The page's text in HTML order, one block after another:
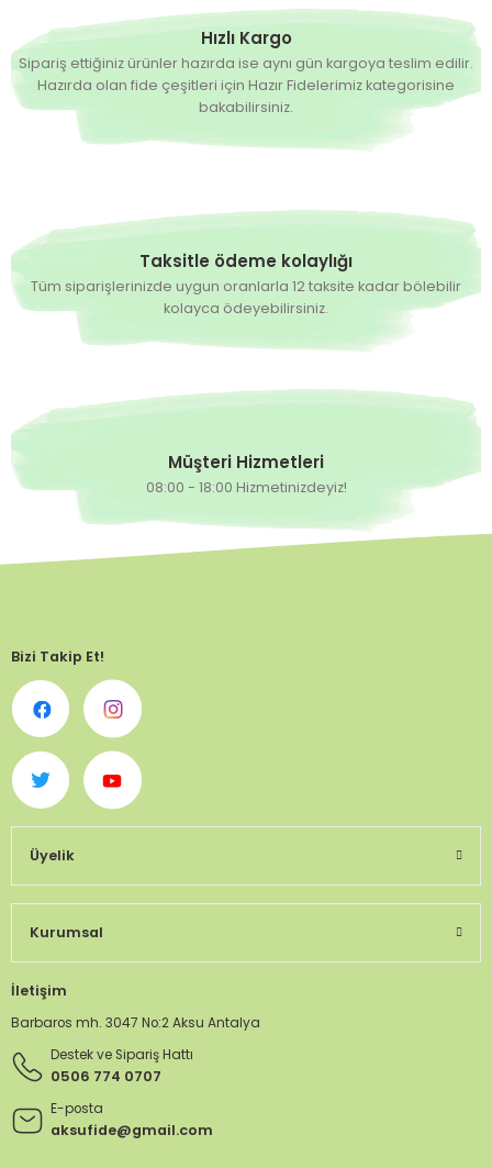
Hızlı Kargo
Sipariş ettiğiniz ürünler hazırda ise aynı gün kargoya teslim edilir.
Hazırda olan fide çeşitleri için Hazır Fidelerimiz kategorisine
bakabilirsiniz.
Taksitle ödeme kolaylığı
Tüm siparişlerinizde uygun oranlarla 12 taksite kadar bölebilir
kolayca ödeyebilirsiniz.
Müşteri Hizmetleri
08:00 - 18:00 Hizmetinizdeyiz!
Bizi Takip Et!
Üyelik
Kurumsal
İletişim
Barbaros mh. 3047 No:2 Aksu Antalya
Destek ve Sipariş Hattı
0506 774 0707
E-posta
aksufide@gmail.com